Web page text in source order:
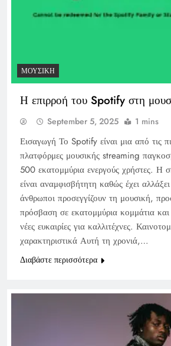
ΜΟΥΣΙΚΉ
Η επιρροή του Spotify στη
September 5, 2025 1 mins
Εισαγωγή Το Spotify είναι μια από τις
πλατφόρμες μουσικής streaming
500 εκατομμύρια ενεργούς χρήστες. Η
είναι αναμφισβήτητη καθώς έχει
άνθρωποι προσεγγίζουν τη μουσική,
πρόσβαση σε εκατομμύρια κομμάτια
νέες ευκαιρίες για καλλιτέχνες.
χαρακτηριστικά Αυτή τη χρονιά,…
Διαβάστε περισσότερα